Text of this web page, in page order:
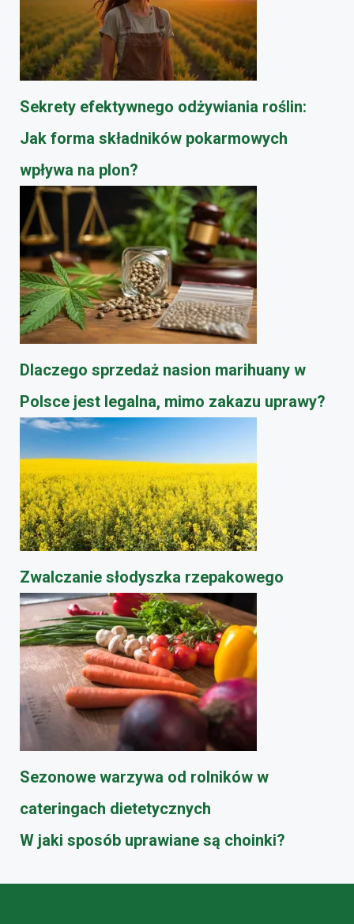
Sekrety efektywnego odżywiania roślin:
Jak forma składników pokarmowych
wpływa na plon?
Dlaczego sprzedaż nasion marihuany w
Polsce jest legalna, mimo zakazu uprawy?
​Zwalczanie słodyszka rzepakowego
Sezonowe warzywa od rolników w
cateringach dietetycznych
W jaki sposób uprawiane są choinki?